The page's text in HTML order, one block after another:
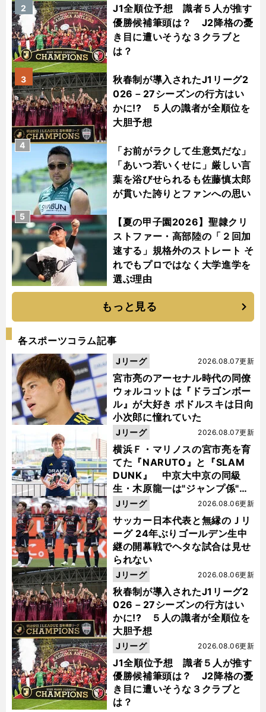
J1全順位予想 識者５人が推す
優勝候補筆頭は？ J2降格の憂
き目に遭いそうな３クラブと
は？
2
秋春制が導入されたJ1リーグ2
026－27シーズンの行方はい
かに!? ５人の識者が全順位を
大胆予想
3
「お前がラクして生意気だな」
「あいつ若いくせに」厳しい言
葉を浴びせられるも佐藤慎太郎
が貫いた誇りとファンへの思い
4
【夏の甲子園2026】聖隷クリ
ストファー・高部陸の「２回加
速する」規格外のストレート そ
れでもプロではなく大学進学を
選ぶ理由
5
もっと見る
各スポーツコラム記事
宮市亮のアーセナル時代の同僚
ウォルコットは『ドラゴンボー
ル』が大好き ポドルスキは日向
小次郎に憧れていた
2026.08.07更新
Jリーグ
横浜Ｆ・マリノスの宮市亮を育
てた『NARUTO』と『SLAM
DUNK』 中京大中京の同級
生・木原龍一は"ジャンプ係"だ
った
2026.08.07更新
Jリーグ
サッカー日本代表と無縁のＪリ
ーグ 24年ぶりゴールデン生中
継の開幕戦でヘタな試合は見せ
られない
2026.08.06更新
Jリーグ
秋春制が導入されたJ1リーグ2
026－27シーズンの行方はい
かに!? ５人の識者が全順位を
大胆予想
2026.08.06更新
Jリーグ
J1全順位予想 識者５人が推す
優勝候補筆頭は？ J2降格の憂
き目に遭いそうな３クラブと
は？
2026.08.06更新
Jリーグ